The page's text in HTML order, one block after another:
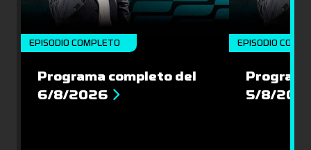
EPISODIO COMPLETO
Programa completo del
6/8/2026
EPISODIO
5/8/